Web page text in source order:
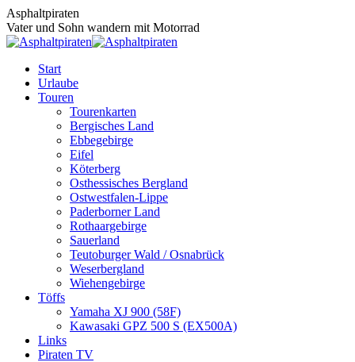
Zum
Inhalt
springen
Asphaltpiraten
Vater und Sohn wandern mit Motorrad
Start
Urlaube
Touren
Tourenkarten
Bergisches Land
Ebbegebirge
Eifel
Köterberg
Osthessisches Bergland
Ostwestfalen-Lippe
Paderborner Land
Rothaargebirge
Sauerland
Teutoburger Wald / Osnabrück
Weserbergland
Wiehengebirge
Töffs
Yamaha XJ 900 (58F)
Kawasaki GPZ 500 S (EX500A)
Links
Piraten TV